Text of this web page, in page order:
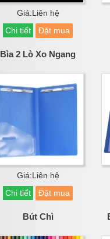
Giá:Liên hệ
Chi tiết
Đặt mua
Bìa 2 Lò Xo Ngang
Giá:Liên hệ
Chi tiết
Đặt mua
Bút Chì